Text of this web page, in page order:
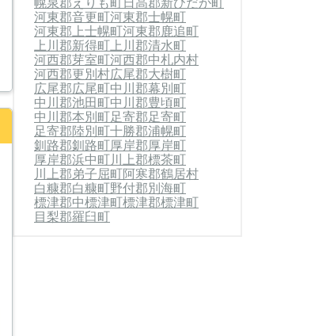
河東郡音更町河東郡士幌町
河東郡上士幌町河東郡鹿追町
上川郡新得町上川郡清水町
河西郡芽室町河西郡中札内村
河西郡更別村広尾郡大樹町
広尾郡広尾町中川郡幕別町
中川郡池田町中川郡豊頃町
中川郡本別町足寄郡足寄町
足寄郡陸別町十勝郡浦幌町
釧路郡釧路町厚岸郡厚岸町
厚岸郡浜中町川上郡標茶町
川上郡弟子屈町阿寒郡鶴居村
白糠郡白糠町野付郡別海町
標津郡中標津町標津郡標津町
目梨郡羅臼町